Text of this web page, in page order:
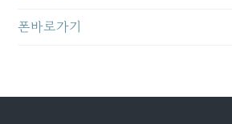
폰바로가기